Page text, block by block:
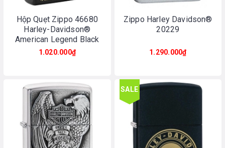
Hộp Quẹt Zippo 46680
Harley-Davidson®
American Legend Black
Matte
1.020.000₫
Zippo Harley Davidson®
20229
1.290.000₫
SALE